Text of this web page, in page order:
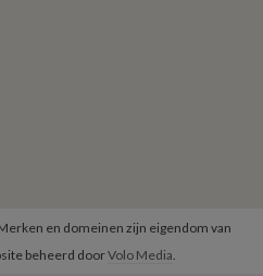
en domeinen zijn eigendom van
beheerd doorVolo Media.